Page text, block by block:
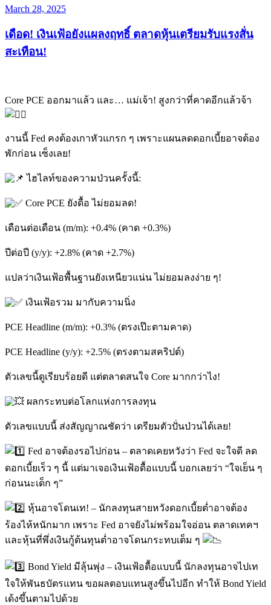
Posted
March 28, 2025
เดือด! เงินเฟ้อยังแผลงฤทธิ์ ตลาดหุ้นเตรียมรับแรงสั่น
สะเทือน!
Core PCE ออกมาแล้ว และ… แม่เจ้า! สูงกว่าที่คาดอีกแล้วจ้า
งานนี้ Fed คงต้องเกาหัวแกรก ๆ เพราะแผนลดดอกเบี้ยอาจต้อง
พักก่อน เซ็งเลย!
ไฮไลท์ของความป่วนครั้งนี้:
Core PCE ยังดื้อ ไม่ยอมลด!
เดือนต่อเดือน (m/m): +0.4% (คาด +0.3%)
ปีต่อปี (y/y): +2.8% (คาด +2.7%)
แปลว่าเงินเฟ้อพื้นฐานยังเหนียวแน่น ไม่ยอมลงง่าย ๆ!
เงินเฟ้อรวม มากับความนิ่ง
PCE Headline (m/m): +0.3% (ตรงเป๊ะตามคาด)
PCE Headline (y/y): +2.5% (ตรงตามสคริปต์)
ตัวเลขนี้ดูเรียบร้อยดี แต่ตลาดสนใจ Core มากกว่าไง!
ผลกระทบต่อโลกแห่งการลงทุน
ตัวเลขแบบนี้ ส่งสัญญาณชัดว่า เตรียมตัวปั่นป่วนได้เลย!
Fed อาจต้องรอไปก่อน – ตลาดเคยหวังว่า Fed จะใจดี ลด
ดอกเบี้ยเร็ว ๆ นี้ แต่มาเจอเงินเฟ้อดื้อแบบนี้ บอกเลยว่า “ใจเย็น ๆ
ก่อนนะเด็ก ๆ”
หุ้นอาจโดนเท! – นักลงทุนสายหวังดอกเบี้ยต่ำอาจต้อง
ร้องไห้หนักมาก เพราะ Fed อาจยังไม่พร้อมใจอ่อน ตลาดเทคฯ
และหุ้นที่พึ่งเงินกู้ต้นทุนต่ำอาจโดนกระทบเต็ม ๆ
Bond Yield มีลุ้นพุ่ง – เงินเฟ้อดื้อแบบนี้ นักลงทุนอาจไปเท
ใจให้พันธบัตรแทน ขอผลตอบแทนสูงขึ้นไปอีก ทำให้ Bond Yield
เด้งขึ้นตามไปด้วย